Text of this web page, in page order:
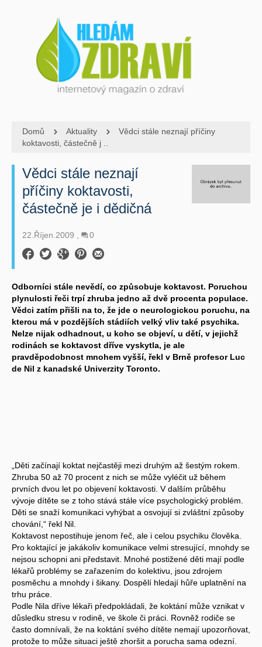
Domů Aktuality
Vědci stále neznají příčiny
koktavosti, částečně j ..
Vědci stále neznají
příčiny koktavosti,
částečně je i dědičná
22.Říjen.2009 0
Odborníci stále nevědí, co způsobuje koktavost. Poruchou
plynulosti řeči trpí zhruba jedno až dvě procenta populace.
Vědci zatím přišli na to, že jde o neurologickou poruchu, na
kterou má v pozdějších stádiích velký vliv také psychika.
Nelze nijak odhadnout, u koho se objeví, u dětí, v jejichž
rodinách se koktavost dříve vyskytla, je ale
pravděpodobnost mnohem vyšší, řekl v Brně profesor Luc
de Nil z kanadské Univerzity Toronto.
„Děti začínají koktat nejčastěji mezi druhým až šestým rokem.
Zhruba 50 až 70 procent z nich se může vyléčit už během
prvních dvou let po objevení koktavosti. V dalším průběhu
vývoje dítěte se z toho stává stále více psychologický problém.
Děti se snaží komunikaci vyhýbat a osvojují si zvláštní způsoby
chování,“ řekl Nil.
Koktavost nepostihuje jenom řeč, ale i celou psychiku člověka.
Pro koktající je jakákoliv komunikace velmi stresující, mnohdy se
nejsou schopni ani představit. Mnohé postižené děti mají podle
lékařů problémy se zařazením do kolektivu, jsou zdrojem
posměchu a mnohdy i šikany. Dospělí hledají hůře uplatnění na
trhu práce.
Podle Nila dříve lékaři předpokládali, že koktání může vznikat v
důsledku stresu v rodině, ve škole či práci. Rovněž rodiče se
často domnívali, že na koktání svého dítěte nemají upozorňovat,
protože to může situaci ještě zhoršit a porucha sama odezní.